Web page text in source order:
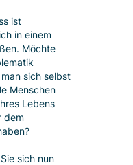
ist
in einem
Möchte
sich selbst
Menschen
Lebens
dem
sich nun